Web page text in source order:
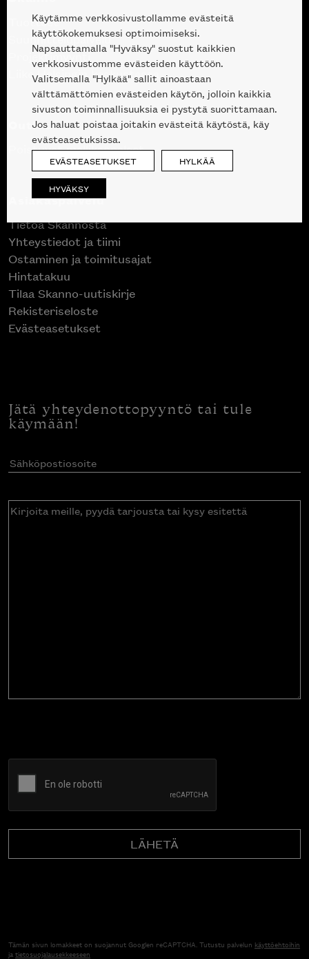
Tuotteet
Suunnittelupalvelu
Projektimyynti
Liike Helsingin keskustassa
Outlet
Poistuvat mallikappaleet
Asiakaspalvelu
Tietoa Skannosta
Yhteystiedot ja tiimi
Ostaminen ja toimitusajat
Hintatakuu
Tilaa Skanno-uutiskirje
Rekisteriseloste
Evästeasetukset
Jätä yhteydenottopyyntö tai tule
käymään!
Sähköpostiosoite(Pakollinen)
Kirjoita
Tämän sivun lomakkeet on suojannut Googlen reCAPTCHA. Tutustu palvelun käyttöehtoihin
jatietosuojalausekkeeseen
Käytämme verkkosivustollamme evästeitä
käyttökokemuksesi optimoimiseksi.
Napsauttamalla "Hyväksy" suostut kaikkien
verkkosivustomme evästeiden käyttöön.
Valitsemalla "Hylkää" sallit ainoastaan
välttämättömien evästeiden käytön, jolloin kaikkia
sivuston toiminnallisuuksia ei pystytä suorittamaan.
Jos haluat poistaa joitakin evästeitä käytöstä, käy
evästeasetuksissa.
EVÄSTEASETUKSET HYLKÄÄ
HYVÄKSY